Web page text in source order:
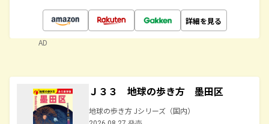
詳細を見る
AD
Ｊ３３ 地球の歩き方 墨田区
地球の歩き方 Jシリーズ（国内）